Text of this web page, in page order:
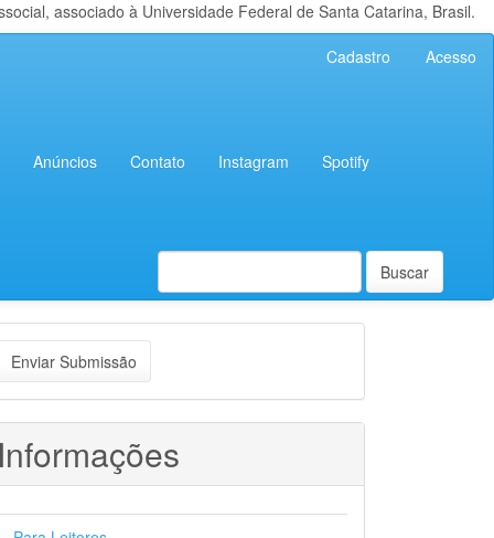
associado à Universidade Federal de Santa Catarina, Brasil.
Cadastro Acesso
Anúncios Contato Instagram Spotify
Buscar
Enviar Submissão